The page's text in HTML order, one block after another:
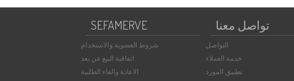
SEFAMERVE
شروط العضوية والاستخدام
اتفاقية البيع عن بعد
الاعادة والغاء الطلبية
تواصل معنا
التواصل
خدمة العملاء
تطبيق المورد